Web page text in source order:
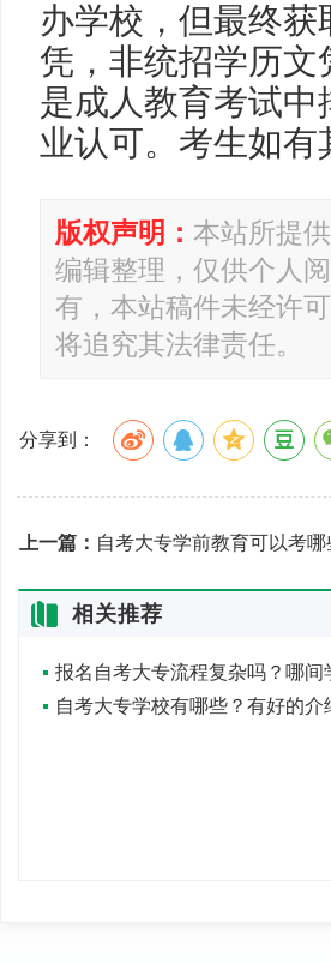
办学校，但最终
凭，非统招学历
是成人教育考试
业认可。考生如
版权声明： 本站所提
编辑整理，仅供个人
有，本站稿件未经许
将追究其法律责任。
分享到：
上一篇： 自考大专学前教育可以考哪
相关推荐
自考大专学校有哪些？有好的介